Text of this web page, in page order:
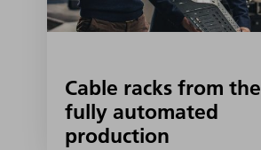
Cable racks from the
fully automated
production